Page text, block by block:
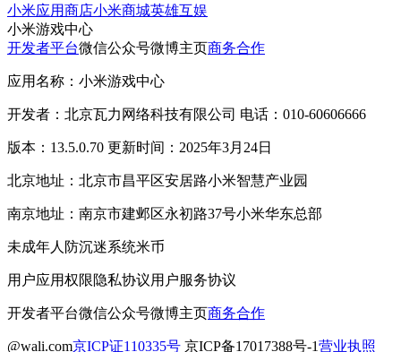
小米应用商店小米商城英雄互娱
小米游戏中心
开发者平台微信公众号微博主页商务合作
应用名称：小米游戏中心
开发者：北京瓦力网络科技有限公司 电话：010-60606666
版本：13.5.0.70 更新时间：2025年3月24日
北京地址：北京市昌平区安居路小米智慧产业园
南京地址：南京市建邺区永初路37号小米华东总部
未成年人防沉迷系统米币
用户应用权限隐私协议用户服务协议
开发者平台微信公众号微博主页商务合作
@wali.com京ICP证110335号 京ICP备17017388号-1营业执照